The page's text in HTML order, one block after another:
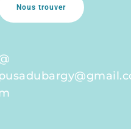
Nous trouver